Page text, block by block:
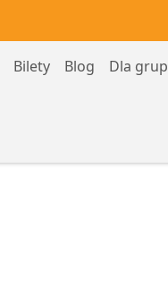
Bilety Blog Dla grup